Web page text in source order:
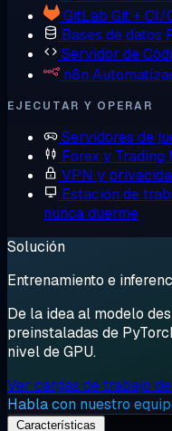
GitLab Git + CI/
Bases de datos
Servidor de
n8n
EJECUTAR Y OPERAR
Servidores de
Forex y Trading
VPN y
Estación de
nunca duerme
Solución
Entrenamiento e
De la idea al modelo
preinstaladas de
nivel de GPU.
Ver cargas de trabajo
Habla con nuestro